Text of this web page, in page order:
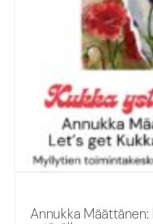
Annukka Määttänen: